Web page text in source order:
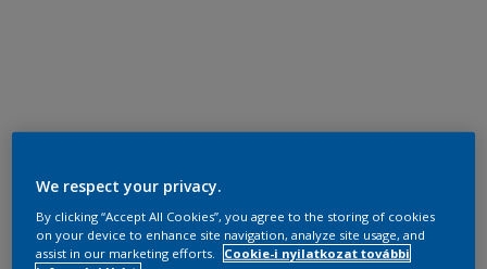
We respect your privacy.
By clicking “Accept All Cookies”, you agree to the storing of cookies
on your device to enhance site navigation, analyze site usage, and
assist in our marketing efforts.
Cookie-i nyilatkozat további